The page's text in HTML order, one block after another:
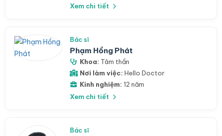
Xem chi tiết
Bác sĩ
Phạm Hồng Phát
Khoa: Tâm thần
Nơi làm việc: Hello Doctor
Kinh nghiệm: 12 năm
Xem chi tiết
Bác sĩ